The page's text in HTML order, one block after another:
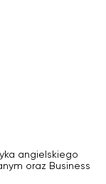
angielskiego
oraz Business
10:00